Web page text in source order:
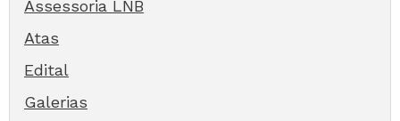
Assessoria LNB
Atas
Edital
Galerias